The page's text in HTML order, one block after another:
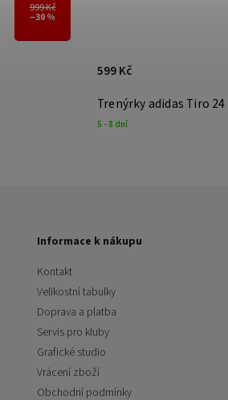
999 Kč
–30 %
Trenýrky adidas Tiro 24
5 - 8 dní
599 Kč
Informace k nákupu
Kontakt
Velikostní tabulky
Doprava a platba
Servis pro kluby
Grafické studio
Vrácení zboží
Obchodní podmínky